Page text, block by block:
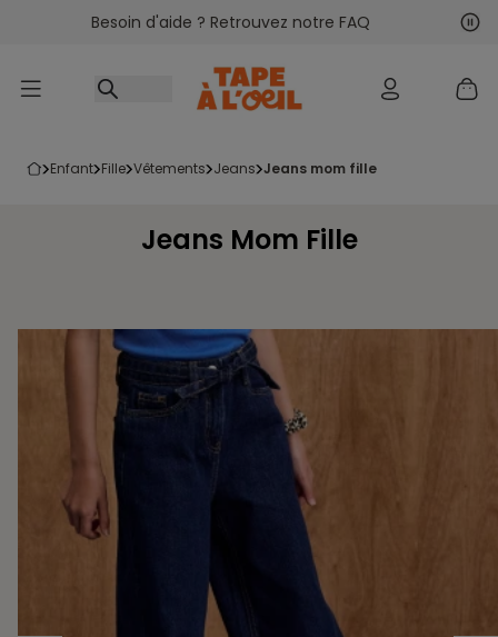
Accéder au contenu
Besoin d'aide ? Retrouvez notre FAQ
enfant fille vêtements jeans jeans mom fille
Jeans Mom Fille